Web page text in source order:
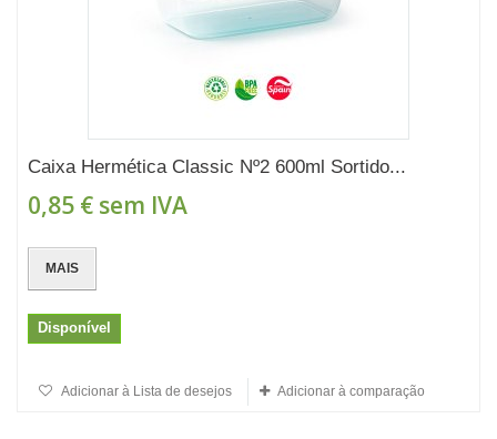
Caixa Hermética Classic Nº2 600ml Sortido...
0,85 € sem IVA
MAIS
Disponível
Adicionar à Lista de desejos Adicionar à comparação